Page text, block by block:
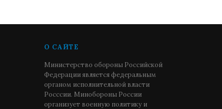
О САЙТЕ
Министерство обороны Российской
Федерации является федеральным
органом исполнительной власти
Росссии. Минобороны России
организует военную политику и